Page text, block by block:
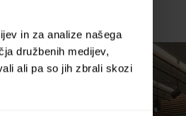
in za analize našega
družbenih medijev,
ali pa so jih zbrali skozi